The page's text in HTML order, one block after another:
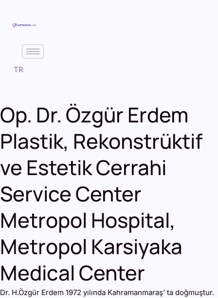
TR
Op. Dr. Özgür Erdem
Plastik, Rekonstrüktif
ve Estetik Cerrahi
Service Center
Metropol Hospital,
Metropol Karsiyaka
Medical Center
Dr. H.Özgür Erdem 1972 yılında Kahramanmaraş’ ta doğmuştur.